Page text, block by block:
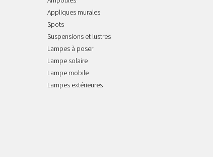
Appliques murales
Spots
Suspensions et lustres
Lampes à poser
Lampe solaire
Lampe mobile
Lampes extérieures